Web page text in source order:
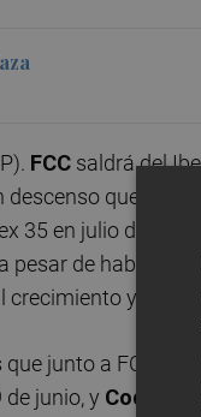
FCC saldrá del
descenso que
35 en julio de
pesar de haber
crecimiento y la
que junto a FCC
junio, y Codere